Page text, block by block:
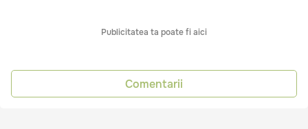
Publicitatea ta poate fi aici
Comentarii